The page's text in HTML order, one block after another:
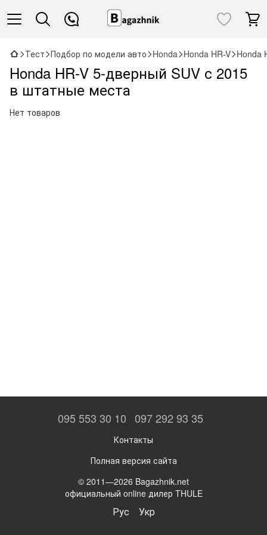
Тест Подбор по модели авто Honda Honda HR-V Honda
Honda HR-V 5-дверный SUV с 2015
в штатные места
Нет товаров
095 553 30 10 097 292 93 35
Контакты
Полная версия сайта
© 2011—2026 Bagazhnik.net
официальный online дилер THULE
Рус Укр